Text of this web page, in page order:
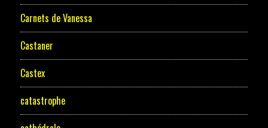
Carnets de Vanessa
Castaner
Castex
catastrophe